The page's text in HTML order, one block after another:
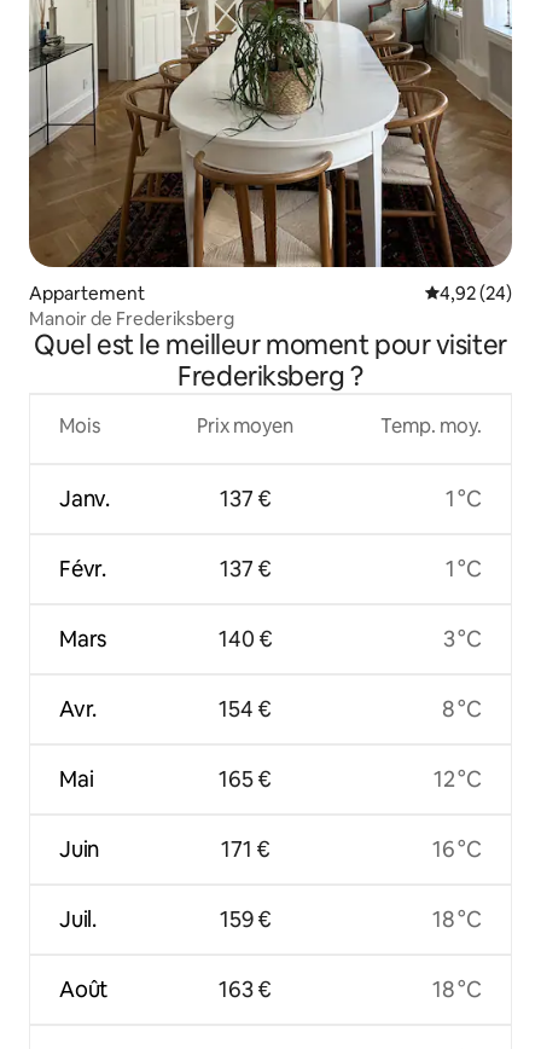
Appartement Évaluation
4,92 (24)
Manoir de Frederiksberg
Quel est le meilleur moment pour visiter
Frederiksberg ?
Mois
Janv.
Févr.
Mars
Avr.
Mai
Juin
Juil.
Août
Prix moyen
137 €
137 €
140 €
154 €
165 €
171 €
159 €
163 €
Temp. moy.
1 °C
1 °C
3 °C
8 °C
12 °C
16 °C
18 °C
18 °C